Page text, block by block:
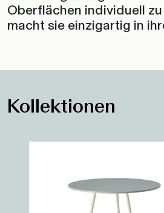
Oberflächen individuell
macht sie einzigartig in
Kollektionen